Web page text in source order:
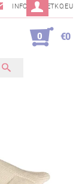
INFO@BABETKO.EU
0 €0